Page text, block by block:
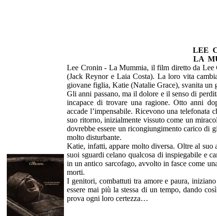
LEE
LA
Lee Cronin - La Mummia, il film diretto da Lee
(Jack Reynor e Laia Costa). La loro vita
giovane figlia, Katie (Natalie Grace), svanita un
Gli anni passano, ma il dolore e il senso di
incapace di trovare una ragione. Otto anni
accade l’impensabile. Ricevono una
suo ritorno, inizialmente vissuto come un
dovrebbe essere un ricongiungimento carico di
molto disturbante.
Katie, infatti, appare molto diversa. Oltre al suo
suoi sguardi celano qualcosa di inspiegabile e
in un antico sarcofago, avvolto in fasce come
morti.
I genitori, combattuti tra amore e paura,
essere mai più la stessa di un tempo, dando
prova ogni loro certezza…